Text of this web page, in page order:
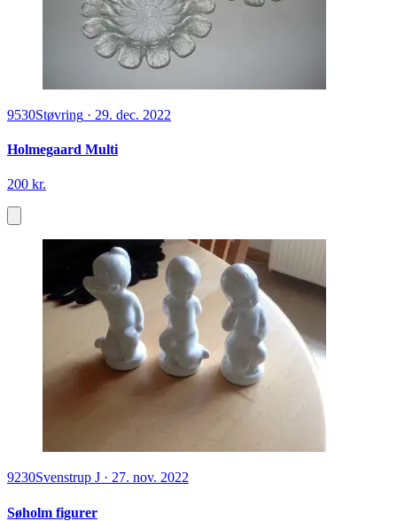
9530Støvring · 29. dec. 2022
Holmegaard Multi
200 kr.
9230Svenstrup J · 27. nov. 2022
Søholm figurer